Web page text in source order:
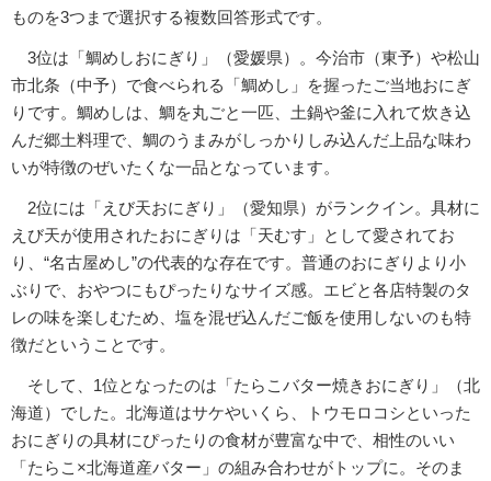
ものを3つまで選択する複数回答形式です。
3位は「鯛めしおにぎり」（愛媛県）。今治市（東予）や松山
市北条（中予）で食べられる「鯛めし」を握ったご当地おにぎ
りです。鯛めしは、鯛を丸ごと一匹、土鍋や釜に入れて炊き込
んだ郷土料理で、鯛のうまみがしっかりしみ込んだ上品な味わ
いが特徴のぜいたくな一品となっています。
2位には「えび天おにぎり」（愛知県）がランクイン。具材に
えび天が使用されたおにぎりは「天むす」として愛されてお
り、“名古屋めし”の代表的な存在です。普通のおにぎりより小
ぶりで、おやつにもぴったりなサイズ感。エビと各店特製のタ
レの味を楽しむため、塩を混ぜ込んだご飯を使用しないのも特
徴だということです。
そして、1位となったのは「たらこバター焼きおにぎり」（北
海道）でした。北海道はサケやいくら、トウモロコシといった
おにぎりの具材にぴったりの食材が豊富な中で、相性のいい
「たらこ×北海道産バター」の組み合わせがトップに。そのま